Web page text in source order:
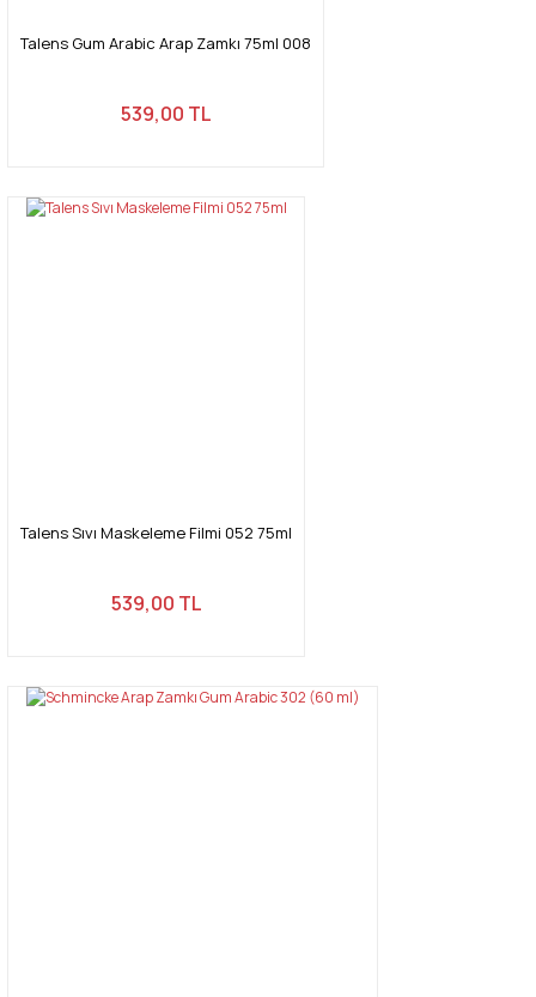
Talens Gum Arabic Arap Zamkı 75ml 008
539,00 TL
Talens Sıvı Maskeleme Filmi 052 75ml
539,00 TL